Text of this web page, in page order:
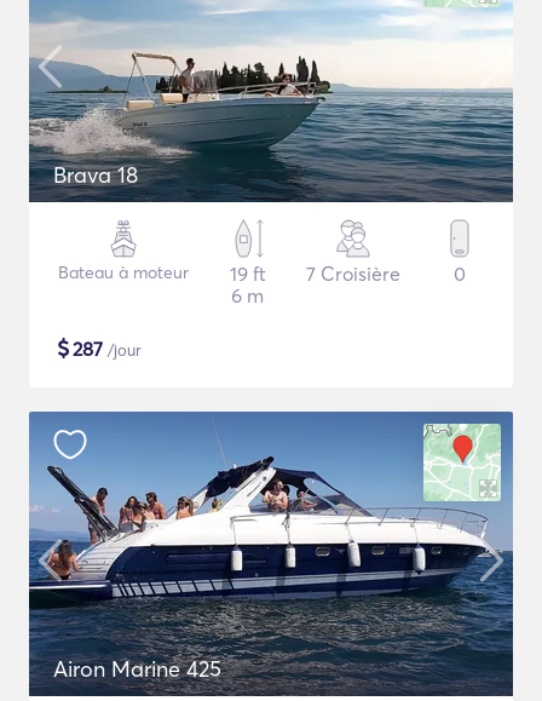
Brava 18
Bateau à moteur
19 ft
6 m
7 Croisière 0
$287 /jour
Airon Marine 425